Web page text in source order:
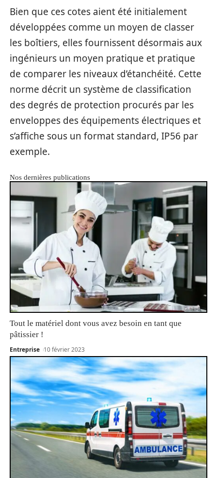
Bien que ces cotes aient été initialement
développées comme un moyen de classer
les boîtiers, elles fournissent désormais aux
ingénieurs un moyen pratique et pratique
de comparer les niveaux d’étanchéité. Cette
norme décrit un système de classification
des degrés de protection procurés par les
enveloppes des équipements électriques et
s’affiche sous un format standard, IP56 par
exemple.
Nos dernières publications
Tout le matériel dont vous avez besoin en tant que
pâtissier !
Entreprise 10 février 2023